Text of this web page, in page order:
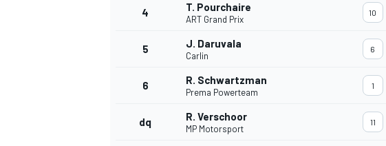
4 T. Pourchaire
ART Grand Prix
10
5 J. Daruvala
Carlin
6
6 R. Schwartzman
Prema Powerteam
1
dq R. Verschoor
MP Motorsport
11